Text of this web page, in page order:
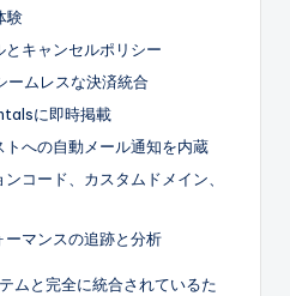
験
キャンセルポリシー
ムレスな決済統合
に即時掲載
トへの自動メール通知を内蔵
コード、カスタムドメイン、
ーマンスの追跡と分析
ムと完全に統合されているた